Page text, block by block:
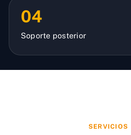
04
Soporte posterior
SERVICIOS